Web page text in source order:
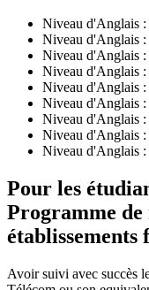
Niveau d'Anglais :
Niveau d'Anglais :
Niveau d'Anglais :
Niveau d'Anglais :
Niveau d'Anglais :
Niveau d'Anglais :
Niveau d'Anglais :
Niveau d'Anglais :
Niveau d'Anglais :
Pour les
Programme
Avoir suivi avec succès